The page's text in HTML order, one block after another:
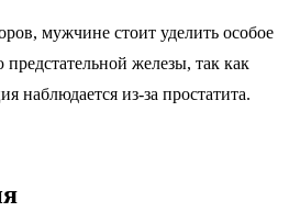
мужчине стоит уделить особое
железы, так как
наблюдается из-за простатита.